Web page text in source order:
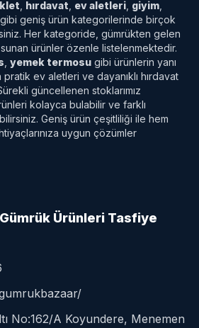
hırdavat ev aletleri giyim
gibi geniş ürün kategorilerinde birçok
Her kategoride, gümrükten gelen
ürünler özenle listelenmektedir.
yemek termosu gibi ürünlerin yanı
pratik ev aletleri ve dayanıklı hırdavat
güncellenen stoklarımız
kolayca bulabilir ve farklı
Geniş ürün çeşitliliği ile hem
uygun çözümler
Ürünleri Tasfiye
No:162/A Koyundere, Menemen